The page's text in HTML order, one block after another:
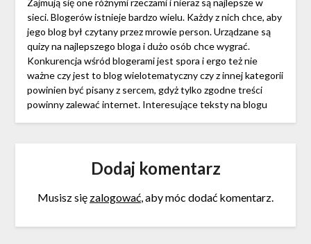
Zajmują się one różnymi rzeczami i nieraz są najlepsze w
sieci. Blogerów istnieje bardzo wielu. Każdy z nich chce, aby
jego blog był czytany przez mrowie person. Urządzane są
quizy na najlepszego bloga i dużo osób chce wygrać.
Konkurencja wśród blogerami jest spora i ergo też nie
ważne czy jest to blog wielotematyczny czy z innej kategorii
powinien być pisany z sercem, gdyż tylko zgodne treści
powinny zalewać internet. Interesujące teksty na blogu
Dodaj komentarz
Musisz się zalogować, aby móc dodać komentarz.